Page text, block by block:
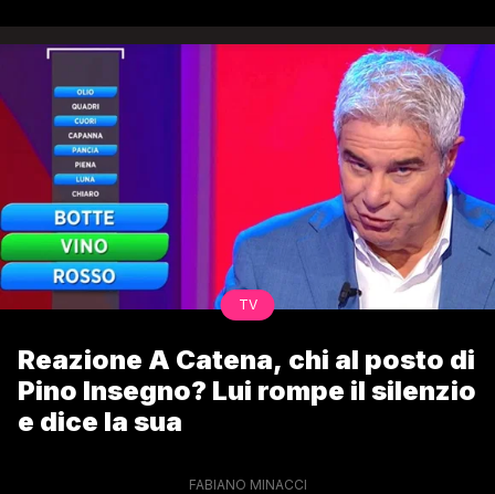
TV
Reazione A Catena, chi al posto di
Pino Insegno? Lui rompe il silenzio
e dice la sua
FABIANO MINACCI